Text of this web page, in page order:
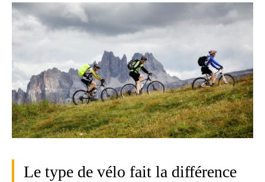
Le type de vélo fait la différence